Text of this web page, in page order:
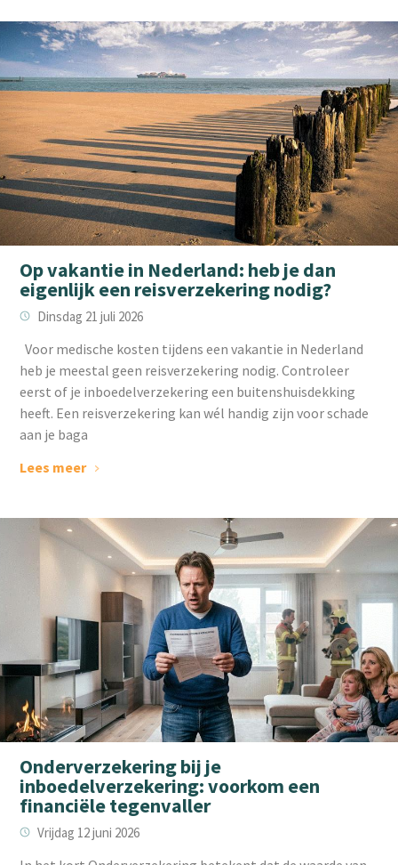
Op vakantie in Nederland: heb je dan
eigenlijk een reisverzekering nodig?
Dinsdag 21 juli 2026
Voor medische kosten tijdens een vakantie in Nederland
heb je meestal geen reisverzekering nodig. Controleer
eerst of je inboedelverzekering een buitenshuisdekking
heeft. Een reisverzekering kan wél handig zijn voor schade
aan je baga
Lees meer
Onderverzekering bij je
inboedelverzekering: voorkom een
financiële tegenvaller
Vrijdag 12 juni 2026